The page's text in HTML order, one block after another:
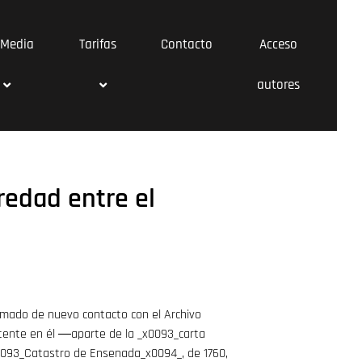
Tarifas Contacto Acceso
autores
entre el
de nuevo contacto con el Archivo
en él ―aparte de la _x0093_carta
de Ensenada_x0094_, de 1760,